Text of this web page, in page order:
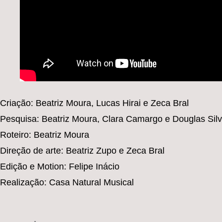
Criação: Beatriz Moura, Lucas Hirai e Zeca Bral
Pesquisa: Beatriz Moura, Clara Camargo e Douglas
Roteiro: Beatriz Moura
Direção de arte: Beatriz Zupo e Zeca Bral
Edição e Motion: Felipe Inácio
Realização: Casa Natural Musical